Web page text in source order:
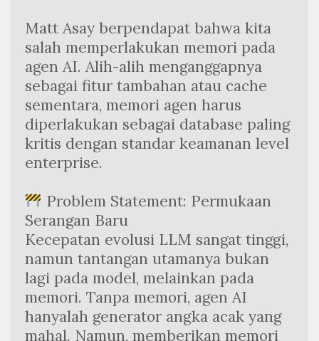
Matt Asay berpendapat bahwa kita
salah memperlakukan memori pada
agen AI. Alih-alih menganggapnya
sebagai fitur tambahan atau cache
sementara, memori agen harus
diperlakukan sebagai database paling
kritis dengan standar keamanan level
enterprise.
Problem Statement: Permukaan
Serangan Baru
Kecepatan evolusi LLM sangat tinggi,
namun tantangan utamanya bukan
lagi pada model, melainkan pada
memori. Tanpa memori, agen AI
hanyalah generator angka acak yang
mahal. Namun, memberikan memori